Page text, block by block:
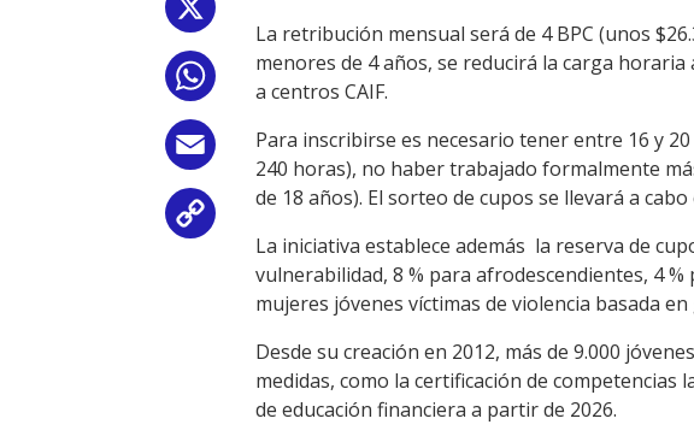
WhatsApp
Email
Link
La retribución mensual será de 4 BPC (unos
menores de 4 años, se reducirá la carga
a centros CAIF.
Para inscribirse es necesario tener entre 16 y
240 horas), no haber trabajado formalmente
de 18 años). El sorteo de cupos se llevará a
La iniciativa establece además la reserva de
vulnerabilidad, 8 % para afrodescendientes, 4
mujeres jóvenes víctimas de violencia basada
Desde su creación en 2012, más de 9.000
medidas, como la certificación de
de educación financiera a partir de 2026.